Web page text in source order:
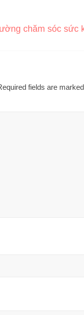
chăm sóc sức
fields are marked